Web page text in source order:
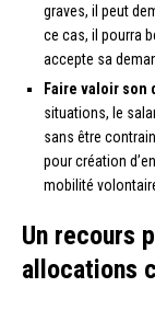
graves, il peut
ce cas, il pourra
accepte sa
Faire valoir son
situations, le
sans être
pour création
mobilité
Un recours
allocations